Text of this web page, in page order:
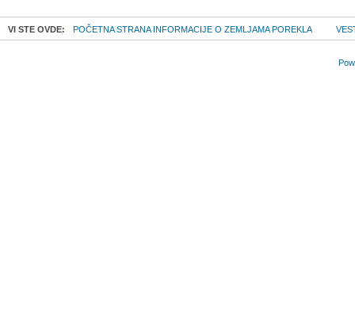
VI STE OVDE: POČETNA STRANA INFORMACIJE O ZEMLJAMA POREKLA